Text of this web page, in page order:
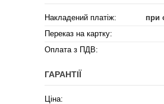
Накладений платіж:
при
Переказ на картку:
Оплата з ПДВ:
ГАРАНТІЇ
Ціна: